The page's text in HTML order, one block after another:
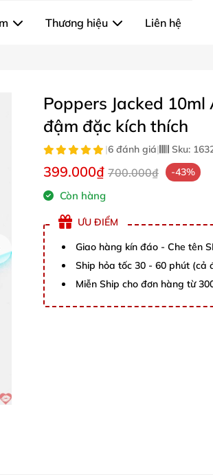
Thương hiệu Liên hệ
Poppers Jacked
đậm đặc kích thích
|6 đánh giá| Sku:
399.000₫ 700.000₫ -43%
Còn hàng
ƯU ĐIỂM
Giao hàng kín đáo - Che tên
Ship hỏa tốc 30 - 60 phút (cả
Miễn Ship cho đơn hàng từ